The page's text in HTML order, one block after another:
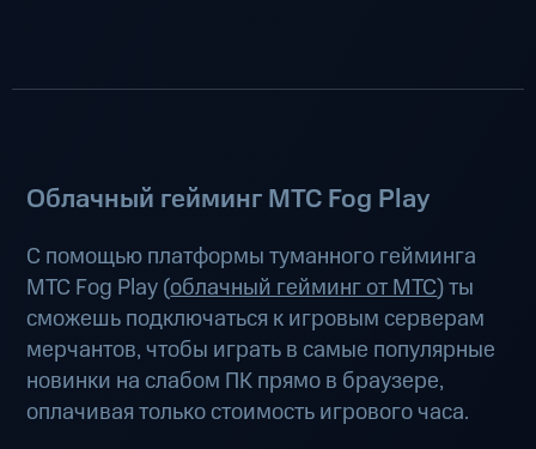
Облачный гейминг МТС Fog Play
С помощью платформы туманного гейминга
МТС Fog Play (облачный гейминг от МТС) ты
сможешь подключаться к игровым серверам
мерчантов, чтобы играть в самые популярные
новинки на слабом ПК прямо в браузере,
оплачивая только стоимость игрового часа.